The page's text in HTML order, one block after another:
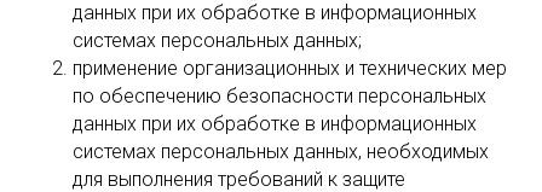
данных при их обработке в информационных
системах персональных данных;
применение организационных и технических мер
по обеспечению безопасности персональных
данных при их обработке в информационных
системах персональных данных, необходимых
для выполнения требований к защите